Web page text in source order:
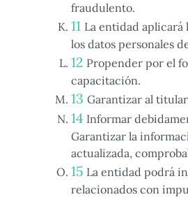
fraudulento.
La entidad aplicará
los datos personales
Propender por el
capacitación.
Garantizar al
Informar
Garantizar la
actualizada,
La entidad podrá
relacionados con